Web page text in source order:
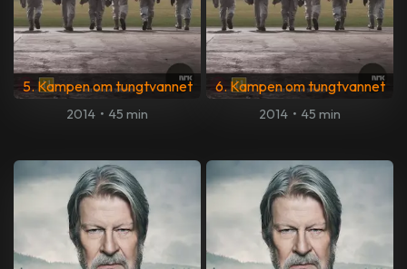
5. Kampen om tungtvannet
2014 • 45 min
6. Kampen om tungtvannet
2014 • 45 min